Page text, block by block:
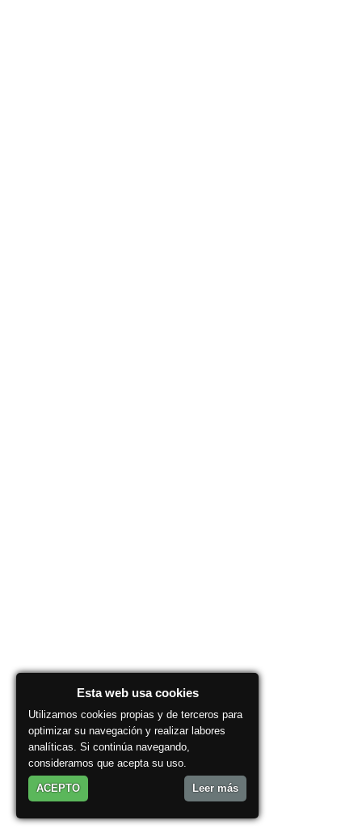
Esta web usa cookies
Utilizamos cookies propias y de terceros para
optimizar su navegación y realizar labores
analíticas. Si continúa navegando,
consideramos que acepta su uso.
ACEPTO Leer más